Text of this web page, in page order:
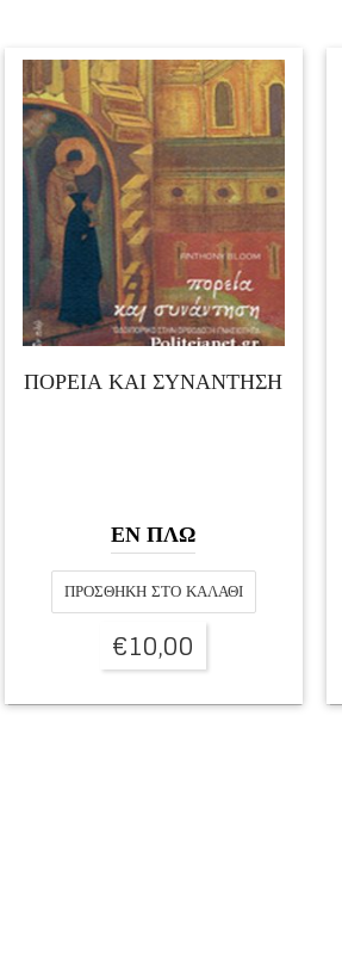
ΠΟΡΕΙΑ ΚΑΙ ΣΥΝΑΝΤΗΣΗ
ΕΝ ΠΛΩ
ΠΡΟΣΘΉΚΗ ΣΤΟ ΚΑΛΆΘΙ
€10,00